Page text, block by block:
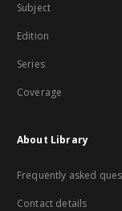
Subject
Edition
Series
Coverage
About Library
Frequently asked
Contact details